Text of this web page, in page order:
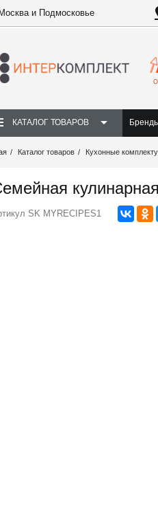
Москва и Подмосковье
КАТАЛОГ ТОВАРОВ
Каталог товаров Кухонные
SK MYRECIPES1